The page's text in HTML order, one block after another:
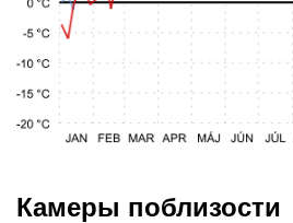
Камеры поблизости